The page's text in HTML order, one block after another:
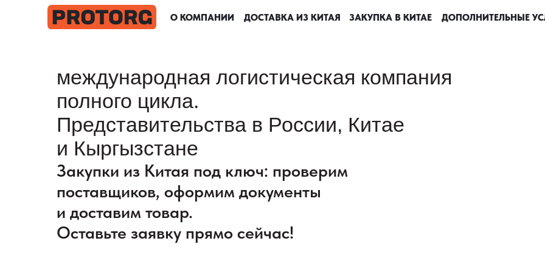
ДОПОЛНИТЕЛЬНЫЕ
О КОМПАНИИ ДОСТАВКА ИЗ КИТАЯ ЗАКУПКА В КИТАЕ ДОПОЛНИТЕЛЬНЫЕ
О КОМПАНИИ ДОСТАВКА ИЗ КИТАЯ ЗАКУПКА В КИТАЕ
международная логистическая компания
полного цикла.
Представительства в России, Китае
и Кыргызстане
Закупки из Китая под ключ: проверим
поставщиков, оформим документы
и доставим товар.
Оставьте заявку прямо сейчас!
ДОПОЛНИТЕЛЬНЫЕ
О КОМПАНИИ ДОСТАВКА ИЗ КИТАЯ ЗАКУПКА В КИТАЕ ДОПОЛНИТЕЛЬНЫЕ
О КОМПАНИИ ДОСТАВКА ИЗ КИТАЯ ЗАКУПКА В КИТАЕ